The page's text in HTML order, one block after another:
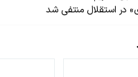
در استقلال منتفی شد